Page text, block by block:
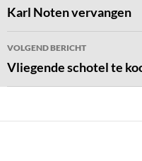
navigatie
Karl Noten vervangen
VOLGEND BERICHT
Vliegende schotel te